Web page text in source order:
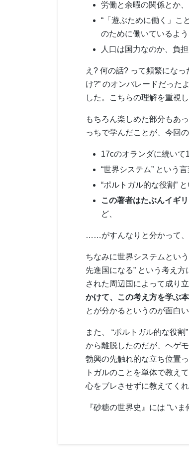
労働と余暇の関係とか、
“「遊ぶために働く」こ
のために働いているよう
人口は国力なのか、負
え? 何の話? って頻繁にな
け?” のオンパレードだった
した。こちらの理解を重視
もちろん楽しめた部分もあ
っちで学んだことが、今回
17cのオランダに続いて
“世界システム” という
“ポルトガル的な役割”
この著者はたぶんイギ
ど、
……がすんなりと分かって、
ちなみに世界システムとい
先進国になる” という考え
された周辺国によって成り
かけて、この考え方を学ぶ
とが分かるというのが面白い
また、 “ポルトガル的な役
から離脱したのだが、ヘゲ
勃興の先触れ的な立ち位置
トガルのことを単体で教え
心をブレさせずに教えてく
『砂糖の世界史』には “い